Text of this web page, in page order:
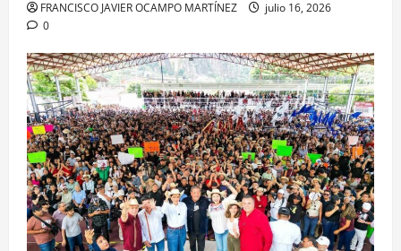
FRANCISCO JAVIER OCAMPO MARTÍNEZ
julio 16, 2026
0